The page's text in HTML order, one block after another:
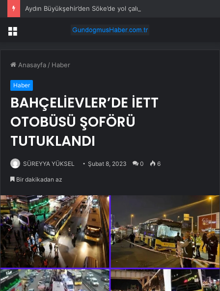
Aydın Büyükşehir’den Söke’de yol çalışması
Menü
Anasayfa / Haber
Haber
BAHÇELİEVLER’DE İETT
OTOBÜSÜ ŞOFÖRÜ
TUTUKLANDI
SÜREYYA YÜKSEL Şubat 8, 2023 0 6
Bir dakikadan az